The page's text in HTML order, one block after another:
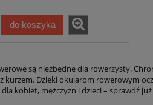
do koszyka
są niezbędne dla rowerzysty.
kurzem. Dzięki okularom rowerowym
dla kobiet, mężczyzn i dzieci – sprawdź